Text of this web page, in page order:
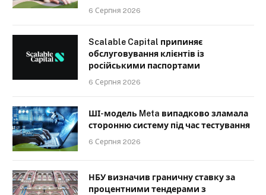
6 Серпня 2026
Scalable Capital припиняє
обслуговування клієнтів із
російськими паспортами
6 Серпня 2026
ШІ-модель Meta випадково зламала
сторонню систему під час тестування
6 Серпня 2026
НБУ визначив граничну ставку за
процентними тендерами з